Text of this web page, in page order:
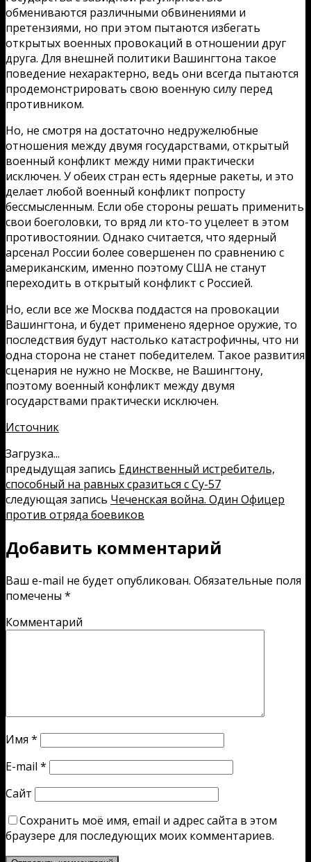
обмениваются различными обвинениями и
претензиями, но при этом пытаются избегать
открытых военных провокаций в отношении друг
друга. Для внешней политики Вашингтона такое
поведение нехарактерно, ведь они всегда пытаются
продемонстрировать свою военную силу перед
противником.
Но, не смотря на достаточно недружелюбные
отношения между двумя государствами, открытый
военный конфликт между ними практически
исключен. У обеих стран есть ядерные ракеты, и это
делает любой военный конфликт попросту
бессмысленным. Если обе стороны решать применить
свои боеголовки, то вряд ли кто-то уцелеет в этом
противостоянии. Однако считается, что ядерный
арсенал России более совершенен по сравнению с
американским, именно поэтому США не станут
переходить в открытый конфликт с Россией.
Но, если все же Москва поддастся на провокации
Вашингтона, и будет применено ядерное оружие, то
последствия будут настолько катастрофичны, что ни
одна сторона не станет победителем. Такое развития
сценария не нужно не Москве, не Вашингтону,
поэтому военный конфликт между двумя
государствами практически исключен.
Источник
Загрузка...
предыдущая запись Единственный истребитель,
способный на равных сразиться с Су-57
следующая запись Чеченская война. Один Офицер
против отряда боевиков
Добавить комментарий
Ваш e-mail не будет опубликован. Обязательные поля
помечены *
Комментарий
Имя *
E-mail *
Сайт
Сохранить моё имя, email и адрес сайта в этом
браузере для последующих моих комментариев.